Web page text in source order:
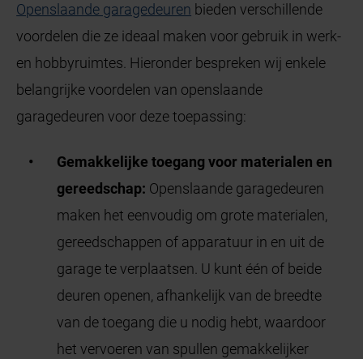
Openslaande garagedeuren bieden verschillende
voordelen die ze ideaal maken voor gebruik in werk-
en hobbyruimtes. Hieronder bespreken wij enkele
belangrijke voordelen van openslaande
garagedeuren voor deze toepassing:
Gemakkelijke toegang voor materialen en
gereedschap: Openslaande garagedeuren
maken het eenvoudig om grote materialen,
gereedschappen of apparatuur in en uit de
garage te verplaatsen. U kunt één of beide
deuren openen, afhankelijk van de breedte
van de toegang die u nodig hebt, waardoor
het vervoeren van spullen gemakkelijker